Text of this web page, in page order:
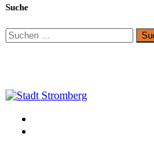
Suche
Suchen
nach: